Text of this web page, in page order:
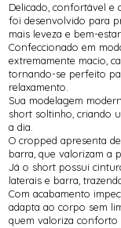
Delicado, confortável e
foi desenvolvido para
mais leveza e bem-estar.
Confeccionado em
extremamente macio,
tornando-se perfeito
relaxamento.
Sua modelagem
short soltinho, criando
a dia.
O cropped apresenta
barra, que valorizam a
Já o short possui
laterais e barra,
Com acabamento
adapta ao corpo sem
quem valoriza conforto